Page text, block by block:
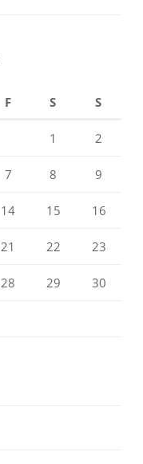
F S S
1 2
7 8 9
14 15 16
21 22 23
28 29 30